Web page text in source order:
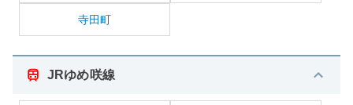
寺田町
JRゆめ咲線